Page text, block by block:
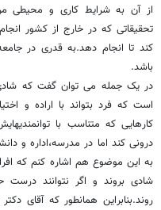
از آن به شرایط کاری و
تحقیقاتی که در خارج از کشور
کند تا انجام دهد.به قدری در
باشد.
در یک جمله می توان گفت که
است که فرد بتواند با اراده و
کارهایی که متناسب با
درونی کند اما در مدرسه،اداره و
به این موضوع هم اشاره کنم که
شادی بروند و اگر نتوانند
روند.بنابراین همانطور که آقای